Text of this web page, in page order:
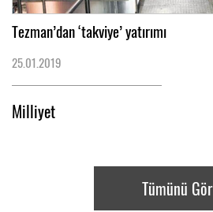
Tezman’dan ‘takviye’ yatırımı
25.01.2019
Milliyet
Tümünü Gör